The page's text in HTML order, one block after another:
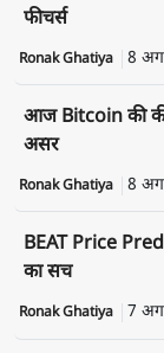
फीचर्स
Ronak Ghatiya 8
आज Bitcoin की
असर
Ronak Ghatiya 8
BEAT Price
का सच
Ronak Ghatiya 7